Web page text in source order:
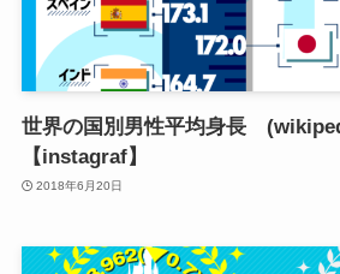
世界の国別男性平均身長
【instagraf】
2018年6月20日